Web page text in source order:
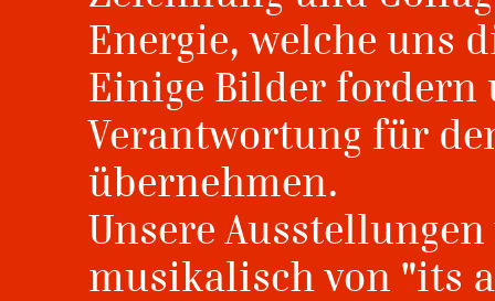
Energie, welche uns
Einige Bilder fordern
Verantwortung für
übernehmen.
Unsere
musikalisch von "its